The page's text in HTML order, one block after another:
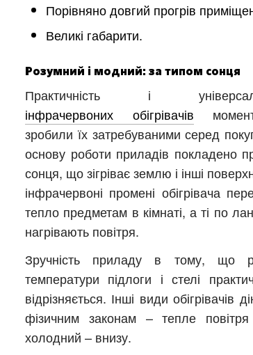
Порівняно довгий прогрів
Великі габарити.
Розумний і модний: за типом сонця
Практичність і
інфрачервоних обігрівачів
зробили їх затребуваними серед
основу роботи приладів покладено
сонця, що зігріває землю і інші
інфрачервоні промені обігрівача
тепло предметам в кімнаті, а ті по
нагрівають повітря.
Зручність приладу в тому, що
температури підлоги і стелі
відрізняється. Інші види обігрівачів
фізичним законам – тепле повітря
холодний – внизу.
Івано-Франківськ
Львів
Вінниця